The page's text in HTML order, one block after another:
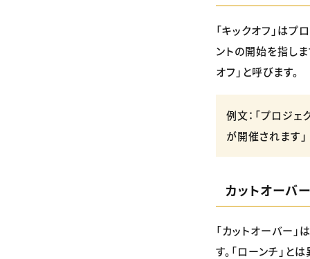
「キックオフ」は
ントの開始を指し
オフ」と呼びます。
例文：「プロジェ
が開催されます」
カットオーバ
「カットオーバー
す。「ローンチ」と